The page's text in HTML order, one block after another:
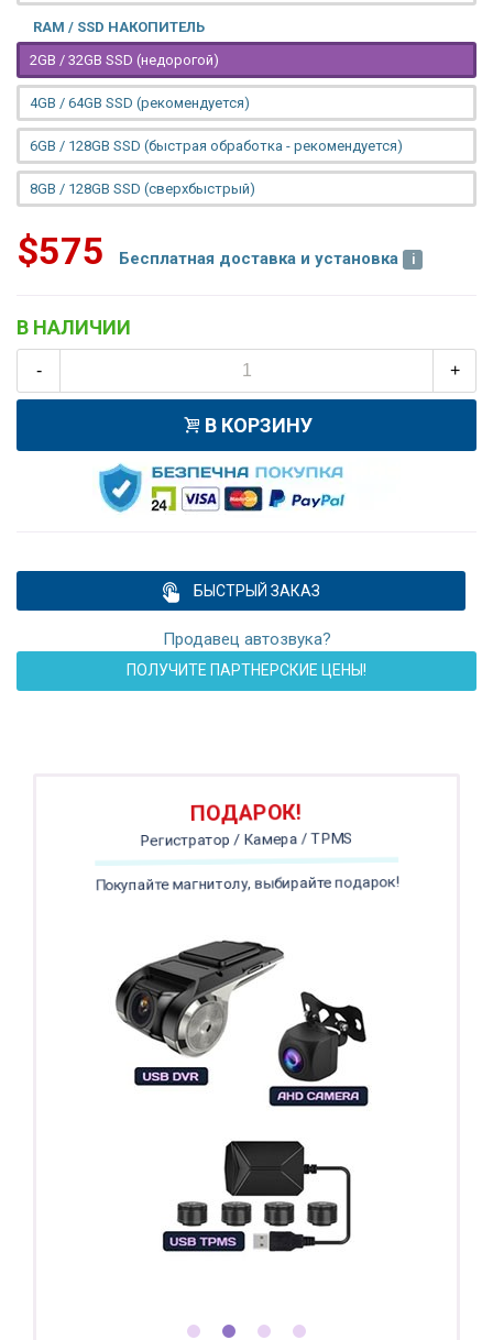
RAM / SSD НАКОПИТЕЛЬ
2GB / 32GB SSD (недорогой)
4GB / 64GB SSD (рекомендуется)
6GB / 128GB SSD (быстрая обработка - рекомендуется)
8GB / 128GB SSD (сверхбыстрый)
$575 Бесплатная доставка и установка
В НАЛИЧИИ
- +
В КОРЗИНУ
БЫСТРЫЙ ЗАКАЗ
Продавец автозвука?
ПОЛУЧИТЕ ПАРТНЕРСКИЕ ЦЕНЫ!
ПОДАРОК!
Регистратор / Камера / TPMS
Покупайте магнитолу, выбирайте подарок!